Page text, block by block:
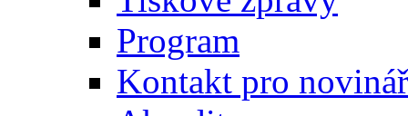
Program
Kontakt pro